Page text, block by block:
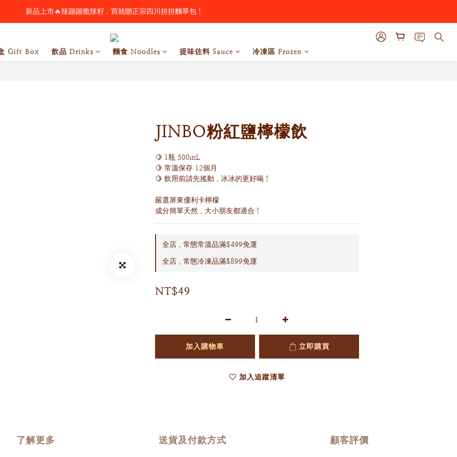
歡慶父親節 🥃 酒類全品項88折（請洽詢客服購買）
歡慶父親節 🥃 酒類全品項88折（請洽詢客服購買）
極品古香辣醬、烏魚子XO醬買一送一🔥 購物車請下單2瓶🛒
新品上市🔥辣蹦蹦脆辣籽，買就贈正宗四川担担麵單包！
Gift Box 飲品 Drinks 麵食 Noodles 提味佐料 Sauce 冷凍區 Frozen
JINBO粉紅鹽檸檬飲
🍋 1瓶 500mL
🍋 常溫保存 12個月
🍋 飲用前請先搖動，冰冰的更好喝！
嚴選屏東優利卡檸檬
成分簡單天然，大小朋友都適合！
全店，常態常溫品滿$499免運
全店，常態冷凍品滿$899免運
NT$49
加入購物車 立即購買
加入追蹤清單
了解更多 送貨及付款方式 顧客評價